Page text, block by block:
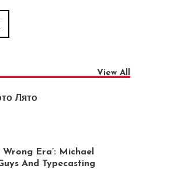
View All
Лято
Era’: Michael
And Typecasting